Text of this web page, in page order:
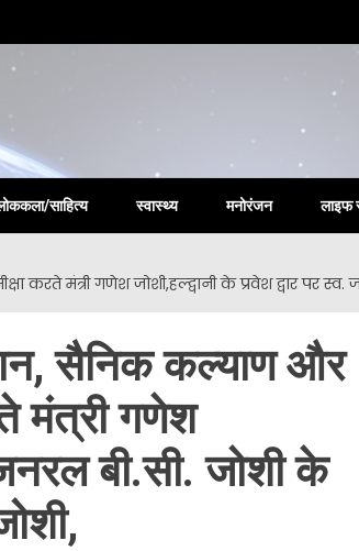
साहित्य स्वास्थ्य मनोरंजन लाइफ
करते मंत्री गणेश जोशी,हल्द्वानी के प्रवेश द्वार पर
सैनिक कल्याण और
मंत्री गणेश
बी.सी. जोशी के